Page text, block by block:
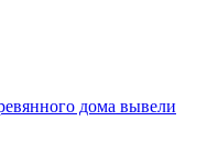
дома вывели